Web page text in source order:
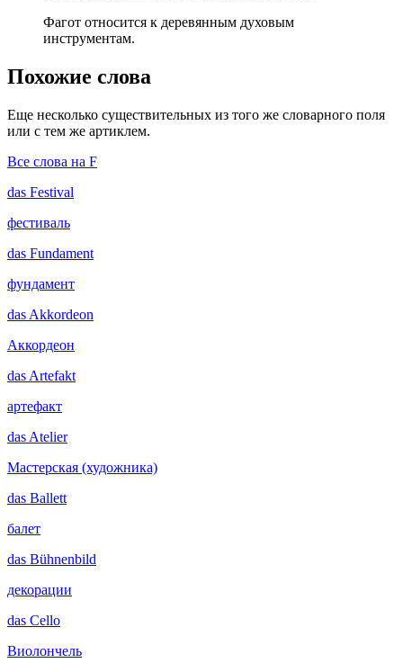
Фагот относится к деревянным духовым
инструментам.
Похожие слова
Еще несколько существительных из того же словарного поля
или с тем же артиклем.
Все слова на F
das Festival
фестиваль
das Fundament
фундамент
das Akkordeon
Аккордеон
das Artefakt
артефакт
das Atelier
Мастерская (художника)
das Ballett
балет
das Bühnenbild
декорации
das Cello
Виолончель